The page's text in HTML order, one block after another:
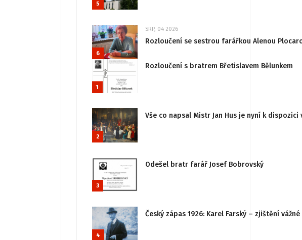
5
6
SRP, 04 2026
Rozloučení se sestrou farářkou Alenou
1
Rozloučení s bratrem Břetislavem Bělunkem
2
Vše co napsal Mistr Jan Hus je nyní k
3
Odešel bratr farář Josef Bobrovský
4
Český zápas 1926: Karel Farský – zjištění